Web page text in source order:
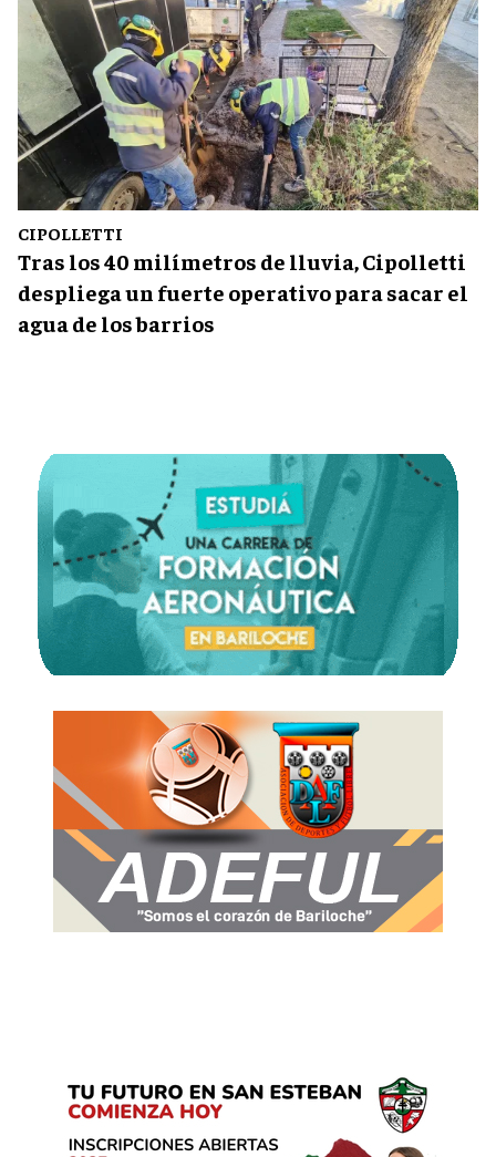
CIPOLLETTI
Tras los 40 milímetros de lluvia, Cipolletti
despliega un fuerte operativo para sacar el
agua de los barrios